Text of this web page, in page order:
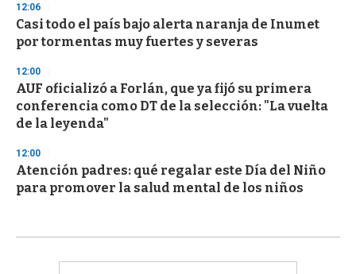
12:06
Casi todo el país bajo alerta naranja de Inumet
por tormentas muy fuertes y severas
12:00
AUF oficializó a Forlán, que ya fijó su primera
conferencia como DT de la selección: "La vuelta
de la leyenda"
12:00
Atención padres: qué regalar este Día del Niño
para promover la salud mental de los niños